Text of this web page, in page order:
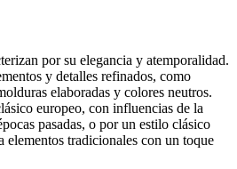
por su elegancia y atemporalidad.
y detalles refinados, como
elaboradas y colores neutros.
europeo, con influencias de la
pasadas, o por un estilo clásico
elementos tradicionales con un toque